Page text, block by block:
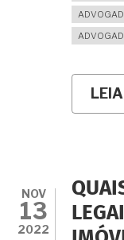
NOV
13
2022